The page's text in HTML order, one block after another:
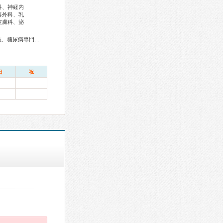
、神経内
外科、乳
膚科、泌
祝